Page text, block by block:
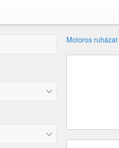
Motoros ruházat